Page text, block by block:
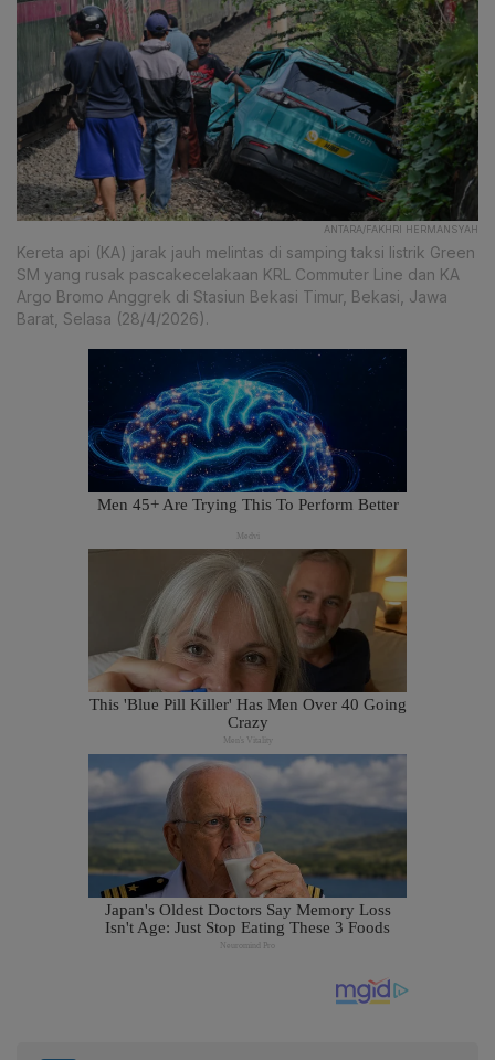
ANTARA/FAKHRI HERMANSYAH
Kereta api (KA) jarak jauh melintas di samping taksi listrik Green
SM yang rusak pascakecelakaan KRL Commuter Line dan KA
Argo Bromo Anggrek di Stasiun Bekasi Timur, Bekasi, Jawa
Barat, Selasa (28/4/2026).